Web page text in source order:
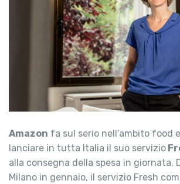
Amazon fa sul serio nell’ambito food
lanciare in tutta Italia il suo servizio
alla consegna della spesa in giornata.
Milano in gennaio, il servizio Fresh